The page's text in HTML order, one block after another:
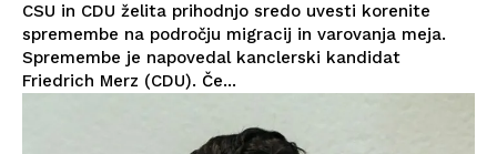
CSU in CDU želita prihodnjo sredo uvesti korenite
spremembe na področju migracij in varovanja meja.
Spremembe je napovedal kanclerski kandidat
Friedrich Merz (CDU). Če...